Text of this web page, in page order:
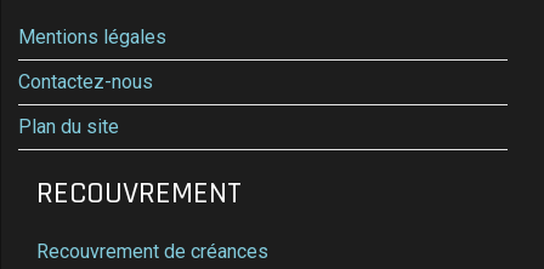
Mentions légales
Contactez-nous
Plan du site
RECOUVREMENT
Recouvrement de créances